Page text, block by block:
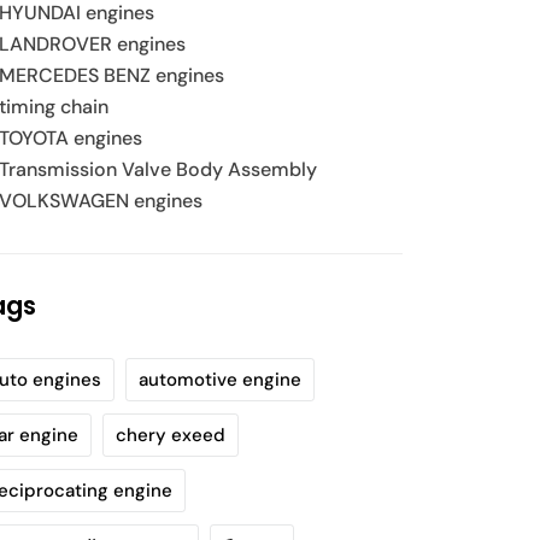
HYUNDAI engines
LANDROVER engines
MERCEDES BENZ engines
timing chain
TOYOTA engines
Transmission Valve Body Assembly
VOLKSWAGEN engines
engines automotive engine
engine chery exeed
engine